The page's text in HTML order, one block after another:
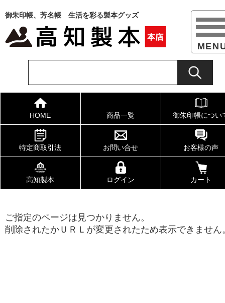
御朱印帳、芳名帳 生活を彩る製本グッズ
HOME 商品一覧 御朱印帳につい
特定商取引法 お問い合せ お客様の声
高知製本 ログイン カート
ご指定のページは見つかりません。
削除されたかＵＲＬが変更されたため表示できません